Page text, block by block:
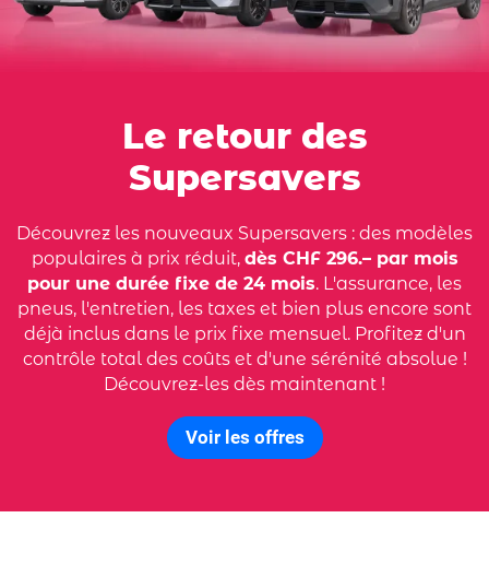
Le retour des
Supersavers
Découvrez les nouveaux Supersavers : des modèles
populaires à prix réduit, dès CHF 296.– par mois
pour une durée fixe de 24 mois. L'assurance, les
pneus, l'entretien, les taxes et bien plus encore sont
déjà inclus dans le prix fixe mensuel. Profitez d'un
contrôle total des coûts et d'une sérénité absolue !
Découvrez-les dès maintenant !
Voir les offres